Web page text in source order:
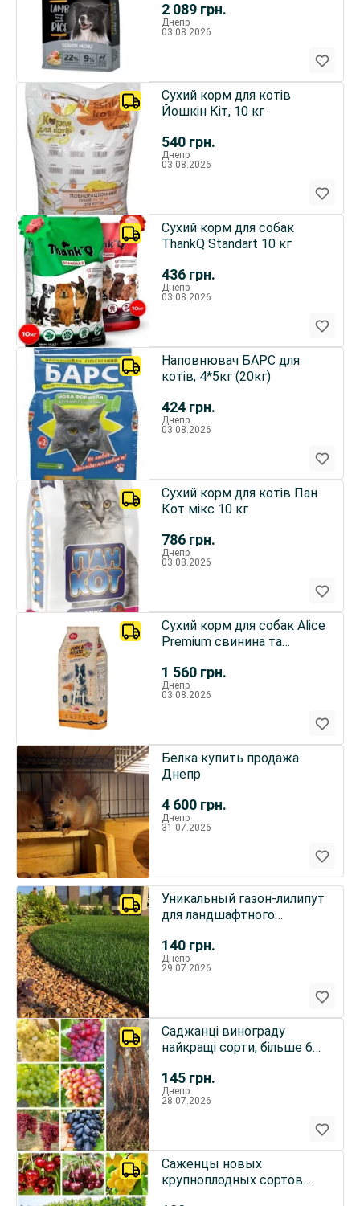
2 089 грн.
Днепр
03.08.2026
540 грн.
Сухий корм для котів
Йошкін Кіт, 10 кг
Днепр
03.08.2026
436 грн.
Сухий корм для собак
ThankQ Standart 10 кг
Днепр
03.08.2026
424 грн.
Наповнювач БАРС для
котів, 4*5кг (20кг)
Днепр
03.08.2026
786 грн.
Сухий корм для котів Пан
Кот мікс 10 кг
Днепр
03.08.2026
1 560 грн.
Сухий корм для собак Alice
Premium свинина та
Днепр
03.08.2026
4 600 грн.
Белка купить продажа
Днепр
Днепр
31.07.2026
140 грн.
Уникальный газон-лилипут
для ландшафтного
Днепр
29.07.2026
145 грн.
Саджанці винограду
найкращі сорти, більше 60
Днепр
28.07.2026
Саженцы новых
крупноплодных сортов